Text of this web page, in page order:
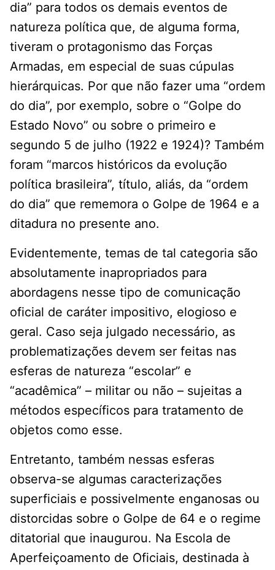
dia” para todos os demais eventos de
natureza política que, de alguma forma,
tiveram o protagonismo das Forças
Armadas, em especial de suas cúpulas
hierárquicas. Por que não fazer uma “ordem
do dia”, por exemplo, sobre o “Golpe do
Estado Novo” ou sobre o primeiro e
segundo 5 de julho (1922 e 1924)? Também
foram “marcos históricos da evolução
política brasileira”, título, aliás, da “ordem
do dia” que rememora o Golpe de 1964 e a
ditadura no presente ano.
Evidentemente, temas de tal categoria são
absolutamente inapropriados para
abordagens nesse tipo de comunicação
oficial de caráter impositivo, elogioso e
geral. Caso seja julgado necessário, as
problematizações devem ser feitas nas
esferas de natureza “escolar” e
“acadêmica” – militar ou não – sujeitas a
métodos específicos para tratamento de
objetos como esse.
Entretanto, também nessas esferas
observa-se algumas caracterizações
superficiais e possivelmente enganosas ou
distorcidas sobre o Golpe de 64 e o regime
ditatorial que inaugurou. Na Escola de
Aperfeiçoamento de Oficiais, destinada à